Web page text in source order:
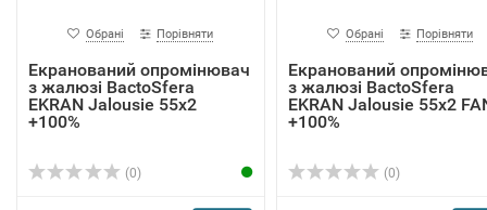
Обрані Порівняти
Екранований опромінювач
з жалюзі BactoSfera
EKRAN Jalousie 55x2
+100%
(0)
Обрані Порівняти
Екранований
з жалюзі BactoSfera
EKRAN Jalousie 55x2
+100%
(0)